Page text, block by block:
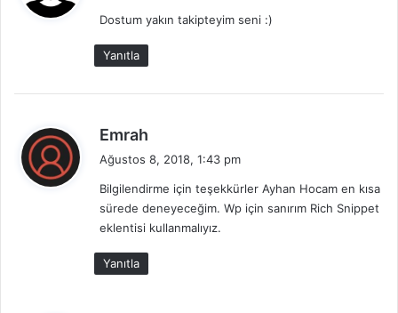
i
Dostum yakın takipteyim seni :)
Yanıtla
Emrah
i
k
i
Ağustos 8, 2018, 1:43 pm
Bilgilendirme için teşekkürler Ayhan Hocam en kısa
sürede deneyeceğim. Wp için sanırım Rich Snippet
eklentisi kullanmalıyız.
Yanıtla